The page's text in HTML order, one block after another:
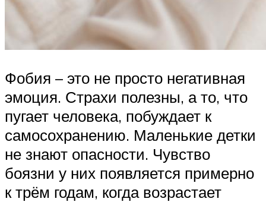
Фобия – это не просто негативная
эмоция. Страхи полезны, а то, что
пугает человека, побуждает к
самосохранению. Маленькие детки
не знают опасности. Чувство
боязни у них появляется примерно
к трём годам, когда возрастает